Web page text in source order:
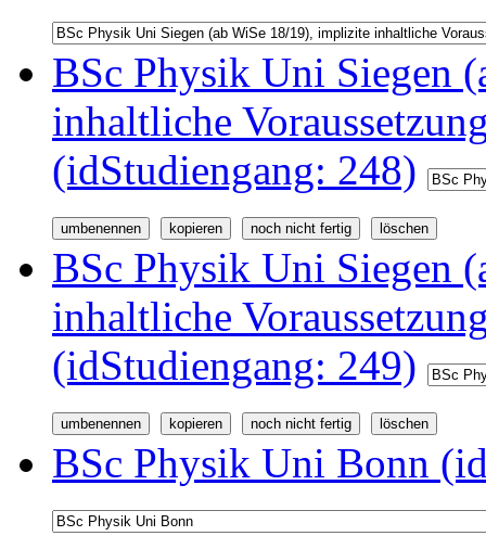
BSc Physik Uni Siegen
inhaltliche
(idStudiengang: 248)
BSc Physik Uni Siegen
inhaltliche
(idStudiengang: 249)
BSc Physik Uni Bonn